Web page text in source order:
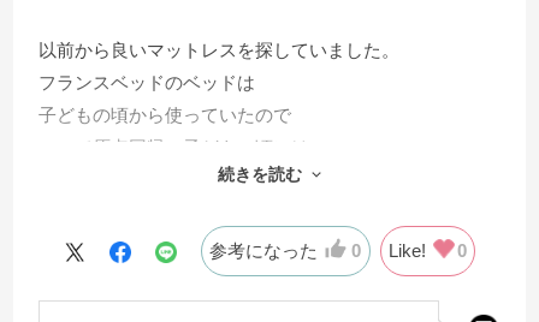
以前から良いマットレスを探していました。
フランスベッドのベッドは
子どもの頃から使っていたので
ここで原点回帰。子どもの頃には
より寝心地の良さを
感じますし、細部まで品質にこだわって
続きを読む
参考になった 0 Like! 0